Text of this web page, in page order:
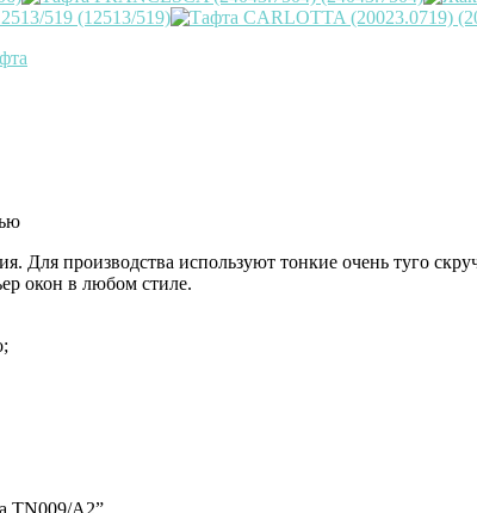
Для производства используют тонкие очень туго
окон в любом стиле.
ТN009/А2”